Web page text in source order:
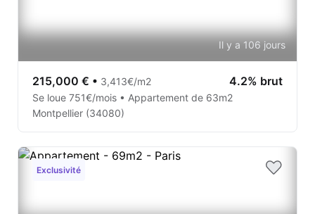
Il y a 106 jours
215,000 € • 3,413€/m2 4.2% brut
Se loue 751€/mois • Appartement de 63m2
Montpellier (34080)
Exclusivité